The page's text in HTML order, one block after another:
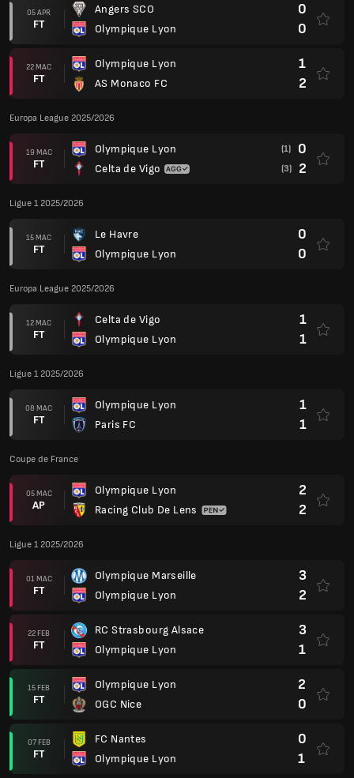
05 APR
FT
Angers SCO
Olympique Lyon
0
0
22 MAC
FT
Olympique Lyon
AS Monaco FC
1
2
Europa League 2025/2026
19 MAC
FT
Olympique Lyon
Celta de Vigo
(1) 0
(3) 2
Ligue 1 2025/2026
15 MAC
FT
Le Havre
Olympique Lyon
0
0
Europa League 2025/2026
12 MAC
FT
Celta de Vigo
Olympique Lyon
1
1
Ligue 1 2025/2026
08 MAC
FT
Olympique Lyon
Paris FC
1
1
Coupe de France
05 MAC
AP
Olympique Lyon
Racing Club De Lens
2
2
Ligue 1 2025/2026
01 MAC
FT
Olympique Marseille
Olympique Lyon
3
2
22 FEB
FT
RC Strasbourg Alsace
Olympique Lyon
3
1
15 FEB
FT
Olympique Lyon
OGC Nice
2
0
07 FEB
FT
FC Nantes
Olympique Lyon
0
1